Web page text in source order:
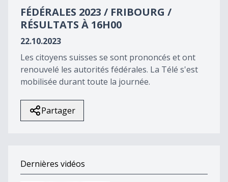
seconds
seconds
FÉDÉRALES 2023 / FRIBOURG /
RÉSULTATS À 16H00
22.10.2023
Les citoyens suisses se sont prononcés et ont
renouvelé les autorités fédérales. La Télé s'est
mobilisée durant toute la journée.
Partager
Dernières vidéos